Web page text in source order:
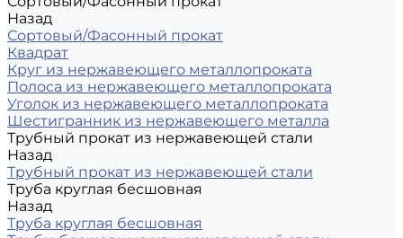
Назад
Сортовый/Фасонный прокат
Квадрат
Круг из нержавеющего металлопроката
Полоса из нержавеющего металлопроката
Уголок из нержавеющего металлопроката
Шестигранник из нержавеющего металла
Трубный прокат из нержавеющей стали
Назад
Трубный прокат из нержавеющей стали
Труба круглая бесшовная
Назад
Труба круглая бесшовная